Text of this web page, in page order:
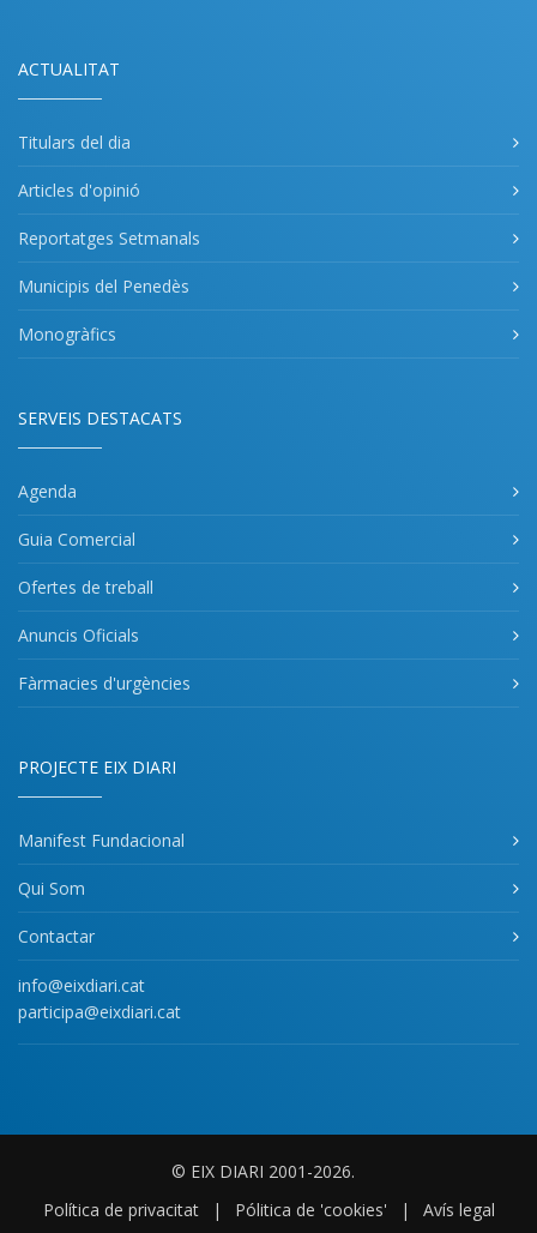
ACTUALITAT
Titulars del dia
Articles d'opinió
Reportatges Setmanals
Municipis del Penedès
Monogràfics
SERVEIS DESTACATS
Agenda
Guia Comercial
Ofertes de treball
Anuncis Oficials
Fàrmacies d'urgències
PROJECTE EIX DIARI
Manifest Fundacional
Qui Som
Contactar
info@eixdiari.cat
participa@eixdiari.cat
© EIX DIARI 2001-2026.
Política de privacitat
| Pólitica de 'cookies' | Avís legal